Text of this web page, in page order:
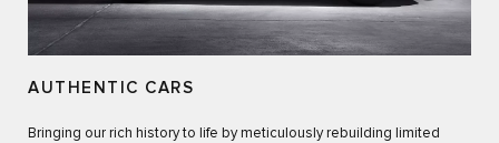
AUTHENTIC CARS
Bringing our rich history to life by meticulously rebuilding limited